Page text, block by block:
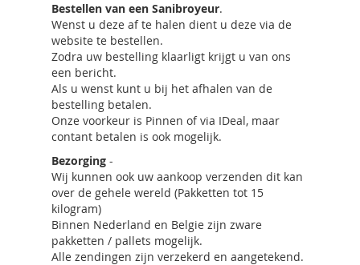
Bestellen van een Sanibroyeur.
Wenst u deze af te halen dient u deze via de
website te bestellen.
Zodra uw bestelling klaarligt krijgt u van ons
een bericht.
Als u wenst kunt u bij het afhalen van de
bestelling betalen.
Onze voorkeur is Pinnen of via IDeal, maar
contant betalen is ook mogelijk.
Bezorging -
Wij kunnen ook uw aankoop verzenden dit kan
over de gehele wereld (Pakketten tot 15
kilogram)
Binnen Nederland en Belgie zijn zware
pakketten / pallets mogelijk.
Alle zendingen zijn verzekerd en aangetekend.